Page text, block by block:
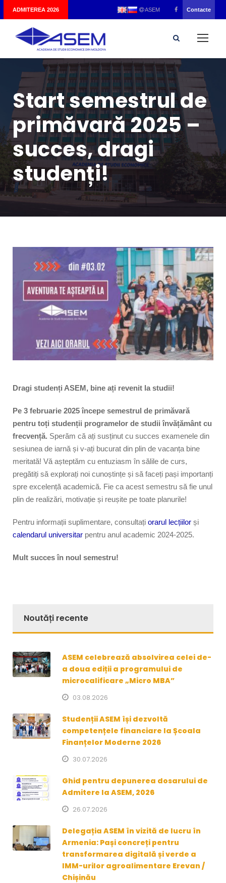
ADMITEREA 2026 ASEM Contacte
Start semestrul de
primăvară 2025 –
succes, dragi
studenți!
Dragi studenți ASEM, bine ați revenit la studii!
Pe 3 februarie 2025 începe semestrul de primăvară
pentru toți studenții programelor de studii învățământ cu
frecvență. Sperăm că ați susținut cu succes examenele din
sesiunea de iarnă și v-ați bucurat din plin de vacanța bine
meritată! Vă așteptăm cu entuziasm în sălile de curs,
pregătiți să explorați noi cunoștințe și să faceți pași importanți
spre excelență academică. Fie ca acest semestru să fie unul
plin de realizări, motivație și reușite pe toate planurile!
Pentru informații suplimentare, consultați orarul lecțiilor și
calendarul universitar pentru anul academic 2024-2025.
Mult succes în noul semestru!
Noutăți recente
ASEM celebrează absolvirea celei de-
a doua ediții a programului de
microcalificare „Micro MBA”
03.08.2026
Studenții ASEM își dezvoltă
competențele financiare la Școala
Finanțelor Moderne 2026
30.07.2026
Ghid pentru depunerea dosarului de
Admitere la ASEM, 2026
26.07.2026
Delegația ASEM în vizită de lucru în
Armenia: Pași concreți pentru
transformarea digitală și verde a
IMM-urilor agroalimentare Erevan /
Chișinău